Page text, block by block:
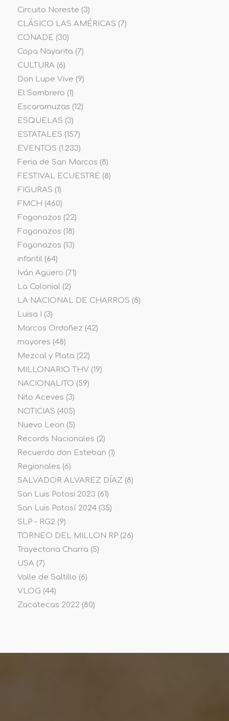
Circuito Noreste (3)
CLÁSICO LAS AMÉRICAS (7)
CONADE (30)
Copa Nayarita (7)
CULTURA(6)
Don Lupe Vive (9)
El Sombrero (1)
Escaramuzas (12)
ESQUELAS (3)
ESTATALES (157)
EVENTOS (1.233)
Feria de San Marcos (8)
FESTIVAL ECUESTRE (8)
FIGURAS (1)
FMCH (460)
Fogonazos (22)
Fogonazos (18)
Fogonazos (13)
infantil(64)
Iván Agüero (71)
La Colonial(2)
LA NACIONAL DE CHARROS (8)
Luisa I
(3)
Marcos Ordoñez (42)
mayores (48)
Mezcal y Plata (22)
MILLONARIO THV(19)
NACIONALITO (59)
Nito Aceves (3)
NOTICIAS (405)
Nuevo Leon (5)
Records Nacionales (2)
Recuerdo don Esteban (1)
Regionales (6)
SALVADOR ALVAREZ DÍAZ (8)
San Luis Potosi 2023 (61)
San Luis Potosí 2024(35)
SLP – RG2 (9)
TORNEO DEL MILLON RP(26)
Trayectoria Charra (5)
USA(7)
Valle de Saltillo (6)
VLOG (44)
Zacatecas 2022 (80)